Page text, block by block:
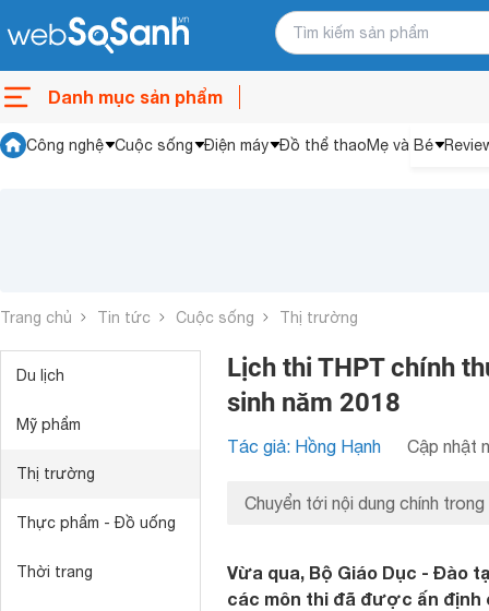
Danh mục sản phẩm
Công nghệ Cuộc sống Điện máy Đồ thể thaoMẹ và Bé
Trang chủ Tin tức Cuộc sống Thị trường
Du lịch
Mỹ phẩm
Thị trường
Thực phẩm - Đồ uống
Thời trang
Lịch thi THPT chính
sinh năm 2018
Tác giả: Hồng Hạnh Cập nhật
Chuyển tới nội dung chính trong
Vừa qua, Bộ Giáo Dục - Đào
các môn thi đã được ấn định